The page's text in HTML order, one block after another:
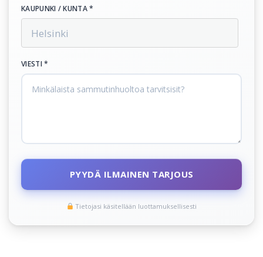
KAUPUNKI / KUNTA *
VIESTI *
PYYDÄ ILMAINEN TARJOUS
Tietojasi käsitellään luottamuksellisesti